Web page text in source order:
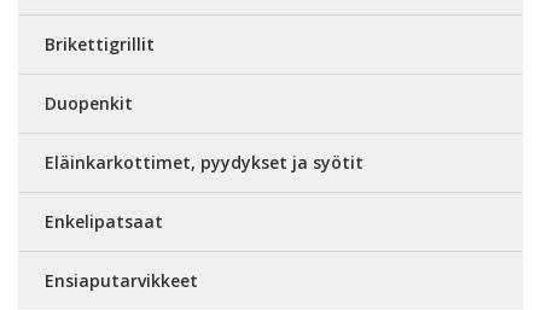
Brikettigrillit
Duopenkit
Eläinkarkottimet, pyydykset ja syötit
Enkelipatsaat
Ensiaputarvikkeet